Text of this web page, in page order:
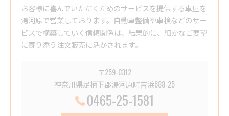
お客様に喜んでいただくためのサービスを提供する車屋を
湯河原で営業しております。自動車整備や車検などのサー
ビスで構築していく信頼関係は、結果的に、細かなご要望
に寄り添う注文販売に活かされます。
〒259-0312
神奈川県足柄下郡湯河原町吉浜688-25
0465-25-1581